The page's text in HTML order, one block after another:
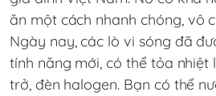
ăn một cách nhanh chóng, vô
Ngày nay, các lò vi sóng đã
tính năng mới, có thể tỏa nhiệt
trở, đèn halogen. Bạn có thể